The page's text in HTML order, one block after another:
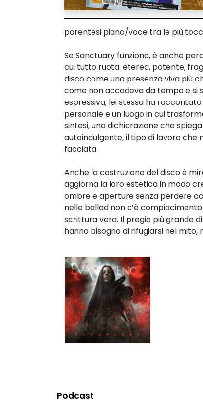
parentesi piano/voce tra le più
Se Sanctuary funziona, è anche
cui tutto ruota: eterea, potente,
disco come una presenza viva più
come non accadeva da tempo e si
espressiva; lei stessa ha
personale e un luogo in cui
sintesi, una dichiarazione che
autoindulgente, il tipo di lavoro che
facciata.
Anche la costruzione del disco è
aggiorna la loro estetica in modo
ombre e aperture senza perdere
nelle ballad non c’è
scrittura vera. Il pregio più grande
hanno bisogno di rifugiarsi nel
Podcast